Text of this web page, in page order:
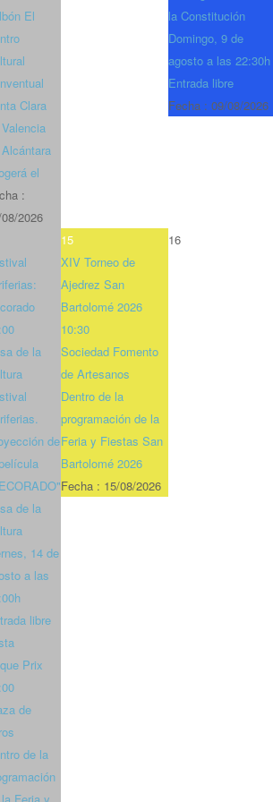
El
Clara
el
:
2026
la Constitución
Domingo, 9 de
agosto a las 22:30h
Entrada libre
Fecha : 09/08/2026
de la
de
de la
14 de
a las
libre
Prix
de
de la
15
XIV Torneo de
Ajedrez San
Bartolomé 2026
10:30
Sociedad Fomento
de Artesanos
Dentro de la
programación de la
Feria y Fiestas San
Bartolomé 2026
Fecha : 15/08/2026
16